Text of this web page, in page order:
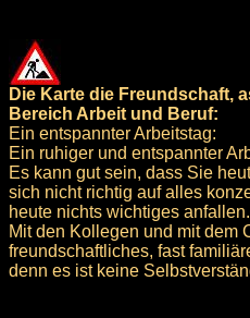
Die Karte die Freundschaft,
Bereich Arbeit und Beruf:
Ein entspannter Arbeitstag:
Ein ruhiger und entspannter
Es kann gut sein, dass Sie
sich nicht richtig auf alles
heute nichts wichtiges anfallen.
Mit den Kollegen und mit dem
freundschaftliches, fast
denn es ist keine